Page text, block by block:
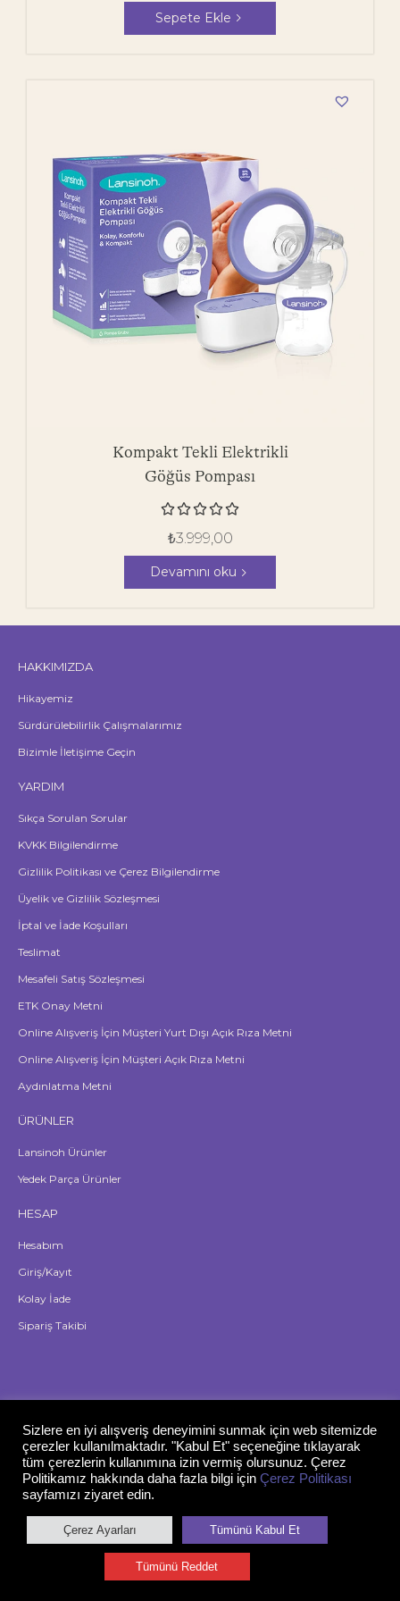
Sepete Ekle
Kompakt Tekli Elektrikli
Göğüs Pompası

₺3.999,00
Devamını oku
HAKKIMIZDA
Hikayemiz
Sürdürülebilirlik Çalışmalarımız
Bizimle İletişime Geçin
YARDIM
Sıkça Sorulan Sorular
KVKK Bilgilendirme
Gizlilik Politikası ve Çerez Bilgilendirme
Üyelik ve Gizlilik Sözleşmesi
İptal ve İade Koşulları
Teslimat
Mesafeli Satış Sözleşmesi
ETK Onay Metni
Online Alışveriş İçin Müşteri Yurt Dışı Açık Rıza Metni
Online Alışveriş İçin Müşteri Açık Rıza Metni
Aydınlatma Metni
ÜRÜNLER
Lansinoh Ürünler
Yedek Parça Ürünler
HESAP
Hesabım
Giriş/Kayıt
Kolay İade
Sipariş Takibi
Gizlilik Politikası
© 2026 Lansinoh Türkiye
Sizlere en iyi alışveriş deneyimini sunmak için web sitemizde
çerezler kullanılmaktadır. "Kabul Et" seçeneğine tıklayarak
tüm çerezlerin kullanımına izin vermiş olursunuz. Çerez
Politikamız hakkında daha fazla bilgi için Çerez Politikası
sayfamızı ziyaret edin.
Çerez Ayarları Tümünü Kabul Et
Tümünü Reddet